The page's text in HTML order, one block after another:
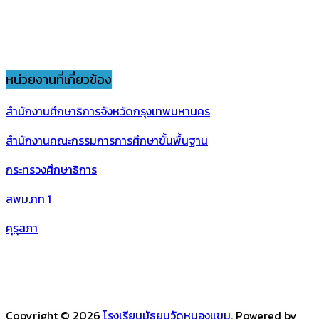
หน่วยงานที่เกี่ยวข้อง
สำนักงานศึกษาธิการจังหวัดกรุงเทพมหานคร
สำนักงานคณะกรรมการการศึกษาขั้นพื้นฐาน
กระทรวงศึกษาธิการ
สพม.กท 1
คุรุสภา
Copyright © 2026 โรงเรียนมัธยมวัดหนองแขม. Powered by